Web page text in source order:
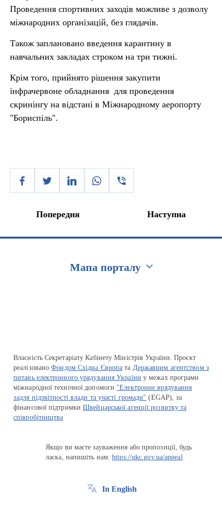
Проведення спортивних заходів можливе з дозволу
міжнародних організацій, без глядачів.
Також заплановано введення карантину в
навчальних закладах строком на три тижні.
Крім того, прийнято рішення закупити
інфрачервоне обладнання для проведення
скринінгу на відстані в Міжнародному аеропорту
"Бориспіль".
Попередня Наступна
Мапа порталу
Власність Секретаріату Кабінету Міністрів України. Проєкт
реалізованоФондом Східна Європа та Державним агентством з
питань електронного урядування України у межах програми
міжнародної технічної допомоги "Електронне врядування
задля підзвітності влади та участі громади" (EGAP), за
фінансової підтримкиШвейцарської агенції розвитку та
співробітництва
Якщо ви маєте зауваження або пропозиції, будь
ласка, напишіть нам:https://ukc.gov.ua/appeal
In English